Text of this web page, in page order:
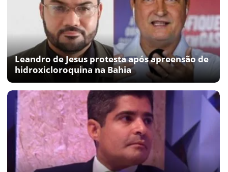
Leandro de Jesus protesta após apreensão de
hidroxicloroquina na Bahia